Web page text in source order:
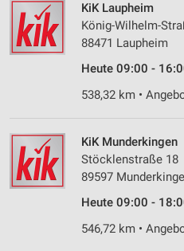
KiK Laupheim
König-Wilhelm-
88471 Laupheim
Heute 09:00 -
538,32 km •
KiK Munderkingen
Stöcklenstraße 18
89597
Heute 09:00 -
546,72 km •
Speichern von oder Zugriff auf
auf einem Endgerät
Verwendung reduzierter
Werbeanzeigen
Verwendung von Profilen zur
personalisierter Werbung
Erstellung von Profilen zur